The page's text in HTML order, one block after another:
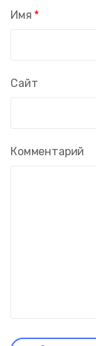
Комментарий
Имя *
Сайт